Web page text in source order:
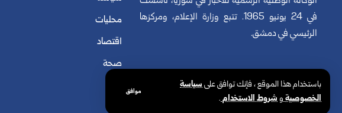
باستخدام هذا الموقع ، فإنك توافق علىسياسة
الخصوصيةوشروط الاستخدام.
موافق
في 24 يونيو 1965. تتبع وزارة الإعلام، ومركزها
الرئيسي في دمشق.
محليات
اقتصاد
صحة